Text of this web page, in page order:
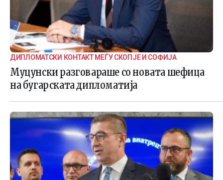
ДИПЛОМАТСКИ КОНТАКТ МЕЃУ СКОПЈЕ И СОФИЈА
Муцунски разговараше со новата шефица
на бугарската дипломатија